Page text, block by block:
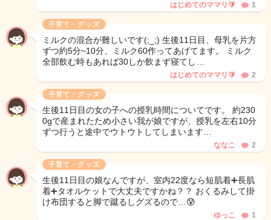
はじめてのママリ🔰 1
子育て・グッズ
ミルクの混合が難しいです(;_;) 生後11日目、母乳を片方
ずつ約5分~10分、ミルク60作ってあげてます。 ミルク
全部飲む時もあれば30しか飲まず寝てし…
はじめてのママリ🔰‪ 2
子育て・グッズ
生後11日目の女の子への授乳時間についてです。 約230
0gで産まれたため小さい我が娘ですが、授乳を左右10分
ずつ行うと途中でウトウトしてしまいます…
ななこ 2
子育て・グッズ
生後11日目の娘なんですが、室内22度なら短肌着➕長肌
着➕タオルケットで大丈夫ですかね？？ おくるみして掛
け布団すると脚で蹴るしグズるので…😰
ゆっこ 1